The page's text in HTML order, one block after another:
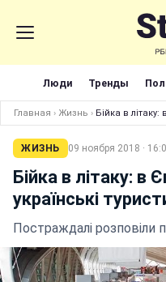
Люди Тренды
Главная › Жизнь › Бійка в літаку:
ЖИЗНЬ 09 ноября 2018 ·
Бійка в літаку: в
українські
Постраждалі розповіли